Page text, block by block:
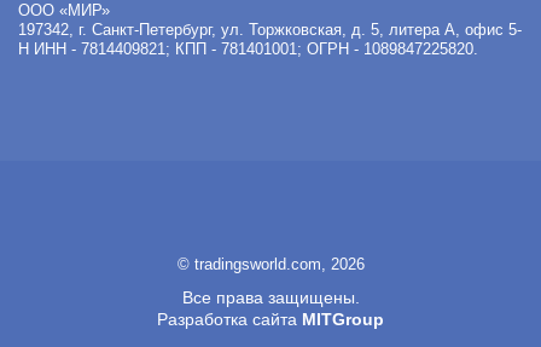
ООО «МИР»
197342, г. Санкт-Петербург, ул. Торжковская, д. 5, литера А, офис 5-
Н ИНН - 7814409821; КПП - 781401001; ОГРН - 1089847225820.
© tradingsworld.com, 2026
Все права защищены.
Разработка сайта MITGroup